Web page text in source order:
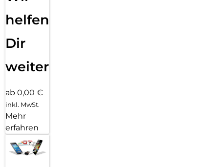
helfen
Dir
weiter
ab 0,00 €
inkl. MwSt.
Mehr
erfahren